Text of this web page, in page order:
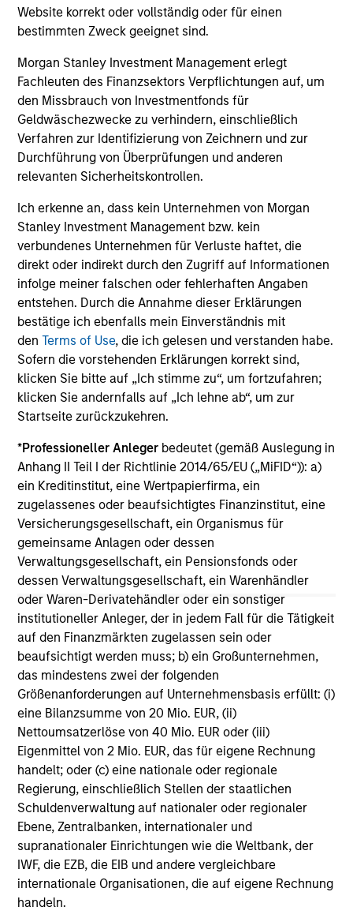
Website korrekt oder vollständig oder für einen
bestimmten Zweck geeignet sind.
Morgan Stanley Investment Management erlegt
Fachleuten des Finanzsektors Verpflichtungen auf, um
den Missbrauch von Investmentfonds für
Geldwäschezwecke zu verhindern, einschließlich
Verfahren zur Identifizierung von Zeichnern und zur
Durchführung von Überprüfungen und anderen
relevanten Sicherheitskontrollen.
Ich erkenne an, dass kein Unternehmen von Morgan
Stanley Investment Management bzw. kein
verbundenes Unternehmen für Verluste haftet, die
direkt oder indirekt durch den Zugriff auf Informationen
infolge meiner falschen oder fehlerhaften Angaben
entstehen. Durch die Annahme dieser Erklärungen
bestätige ich ebenfalls mein Einverständnis mit
denTerms of Use, die ich gelesen und verstanden habe.
Sofern die vorstehenden Erklärungen korrekt sind,
klicken Sie bitte auf „Ich stimme zu“, um fortzufahren;
klicken Sie andernfalls auf „Ich lehne ab“, um zur
Startseite zurückzukehren.
*Professioneller Anleger bedeutet (gemäß Auslegung in
Anhang II Teil I der Richtlinie 2014/65/EU („MiFID“)): a)
ein Kreditinstitut, eine Wertpapierfirma, ein
zugelassenes oder beaufsichtigtes Finanzinstitut, eine
Versicherungsgesellschaft, ein Organismus für
gemeinsame Anlagen oder dessen
Verwaltungsgesellschaft, ein Pensionsfonds oder
dessen Verwaltungsgesellschaft, ein Warenhändler
oder Waren-Derivatehändler oder ein sonstiger
institutioneller Anleger, der in jedem Fall für die Tätigkeit
auf den Finanzmärkten zugelassen sein oder
beaufsichtigt werden muss; b) ein Großunternehmen,
das mindestens zwei der folgenden
Größenanforderungen auf Unternehmensbasis erfüllt: (i)
eine Bilanzsumme von 20 Mio. EUR, (ii)
Nettoumsatzerlöse von 40 Mio. EUR oder (iii)
Eigenmittel von 2 Mio. EUR, das für eigene Rechnung
handelt; oder (c) eine nationale oder regionale
Regierung, einschließlich Stellen der staatlichen
Schuldenverwaltung auf nationaler oder regionaler
Ebene, Zentralbanken, internationaler und
supranationaler Einrichtungen wie die Weltbank, der
IWF, die EZB, die EIB und andere vergleichbare
internationale Organisationen, die auf eigene Rechnung
handeln.
ARTICLE
Agency MBS & Housing Market
Monitor – Q2 2026
Overview of the trends and developments in
the Agency MBS and Housing Markets.
14-JUL-2026
Strategies
US Mortgage Strategy
mortgage- related securities with the goal of
a high level of current income.
Global Securitized Strategy
Invests in a portfolio of mortgages and
securitized debt instruments issued by
government agencies and private
institutions.
* Individual vehicles may have specific ESG related goals and
restrictions Please refer to governing documents to
understand their binding ESG criteria.
As of 01/31/2024. Team information may change from time to
time.
This material is a general communication, which is not
impartial and has been prepared solely for informational and
educational purposes and does not constitute an offer or a
recommendation to buy or sell any particular security or to
adopt any specific investment strategy. The information
herein has not been based on a consideration of any
individual investor circumstances and is not investment